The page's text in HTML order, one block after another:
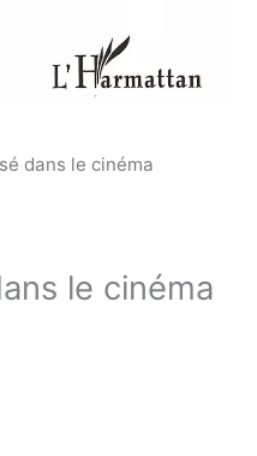
dans le cinéma
le cinéma